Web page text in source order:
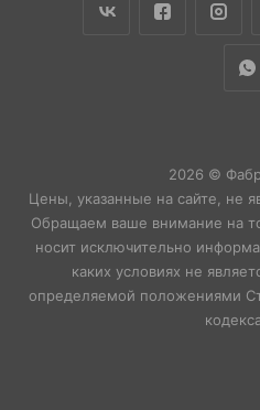
2026 ©
Цены, указанные на сайте, не
Обращаем ваше внимание на
носит исключительно
каких условиях не
определяемой положениями